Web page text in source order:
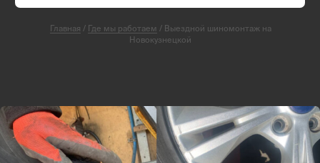
от 3000 руб.
Выезд экипажа техпомощи на Новокузнецкой
от 4000 руб.
Вызвать мастера